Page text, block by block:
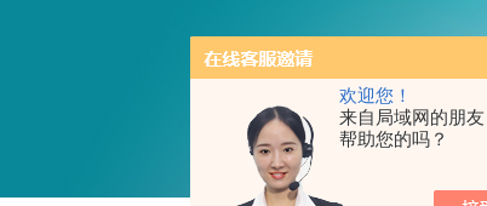
欢迎您！
来自局域网的朋
帮助您的吗？